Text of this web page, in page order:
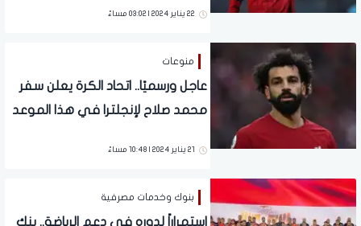
22 يناير 2024 | 03:02 مساءً
منوعات
عاجل ورسميًا.. اتحاد الكرة يعلن سفر
محمد صلاح لإنجلترا في هذا الموعد
21 يناير 2024 | 10:48 مساءً
بنوك وخدمات مصرفية
استمراراً لدوره في دعم الرياضة.. بنك